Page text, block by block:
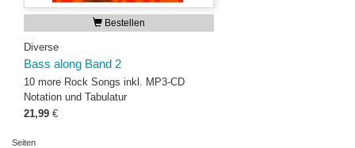
Bestellen
Diverse
Bass along Band 2
10 more Rock Songs inkl. MP3-CD
Notation und Tabulatur
21,99 €
Seiten